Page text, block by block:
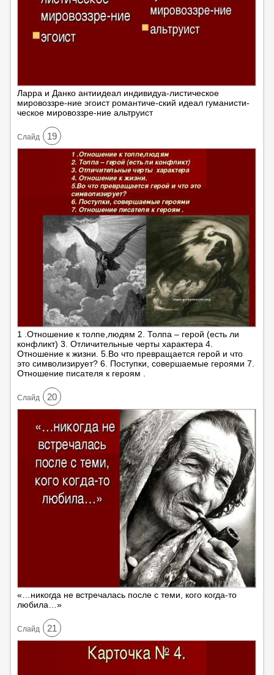
Ларра и Данко антиидеал индивидуа-листическое
мировоззре-ние эгоист романтиче-ский идеал гуманисти-
ческое мировоззре-ние альтруист
Cлайд 19
1 .Отношение к толпе,людям 2. Толпа – герой (есть ли
конфликт) 3. Отличительные черты характера 4.
Отношение к жизни. 5.Во что превращается герой и что
это символизирует? 6. Поступки, совершаемые героями 7.
Отношение писателя к героям .
Cлайд 20
«…никогда не встречалась после с теми, кого когда-то
любила…»
Cлайд 21